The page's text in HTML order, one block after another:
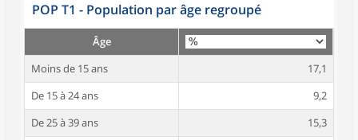
POP T1 - Population par âge regroupé
Âge
Moins de 15 ans
17,1
De 15 à 24 ans
9,2
De 25 à 39 ans
15,3